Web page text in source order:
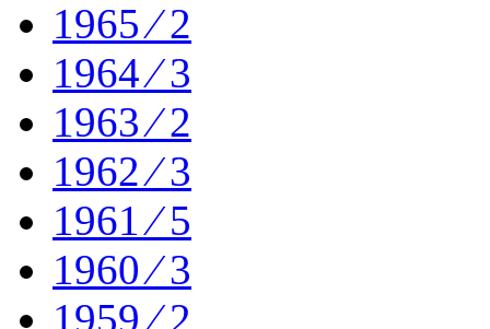
1965 ⁄ 2
1964 ⁄ 3
1963 ⁄ 2
1962 ⁄ 3
1961 ⁄ 5
1960 ⁄ 3
1959 ⁄ 2